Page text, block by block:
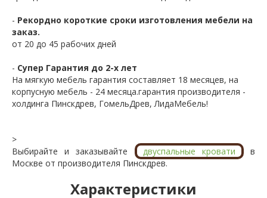
- Рекордно короткие сроки изготовления мебели на
заказ.
от 20 до 45 рабочих дней
- Супер Гарантия до 2-х лет
На мягкую мебель гарантия составляет 18 месяцев, на
корпусную мебель - 24 месяца.гарантия производителя -
холдинга Пинскдрев, ГомельДрев, ЛидаМебель!
>
Выбирайте и заказывайте
двуспальные кровати
в
Москве от производителя Пинскдрев.
Характеристики